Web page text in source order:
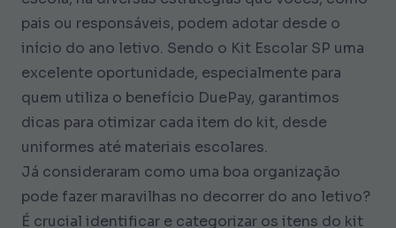
pais ou responsáveis, podem adotar desde o
início do ano letivo. Sendo o Kit Escolar SP uma
excelente oportunidade, especialmente para
quem utiliza o benefício DuePay, garantimos
dicas para otimizar cada item do kit, desde
uniformes até materiais escolares.
Já consideraram como uma boa organização
pode fazer maravilhas no decorrer do ano letivo?
É crucial identificar e categorizar os itens do kit